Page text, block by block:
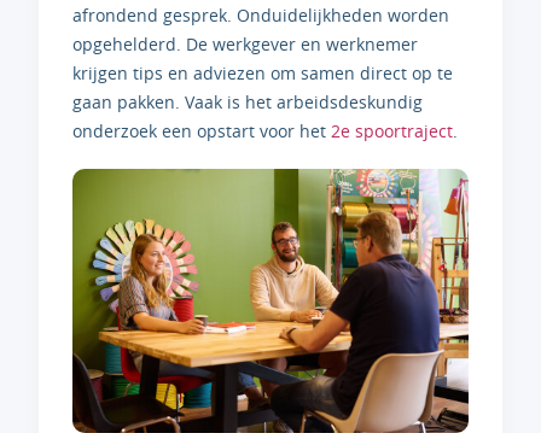
afrondend gesprek. Onduidelijkheden worden
opgehelderd. De werkgever en werknemer
krijgen tips en adviezen om samen direct op te
gaan pakken. Vaak is het arbeidsdeskundig
onderzoek een opstart voor het 2e spoortraject.